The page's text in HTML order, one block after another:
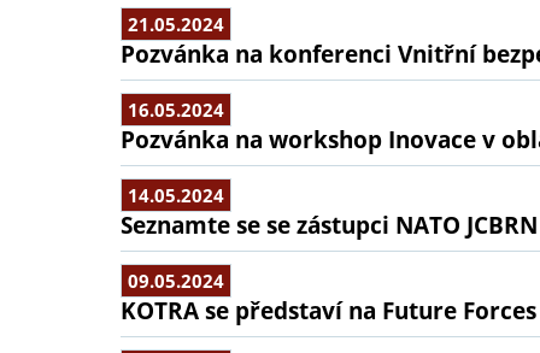
21.05.2024
Pozvánka na konferenci Vnitřní
16.05.2024
Pozvánka na workshop Inovace v
14.05.2024
Seznamte se se zástupci NATO
09.05.2024
KOTRA se představí na Future